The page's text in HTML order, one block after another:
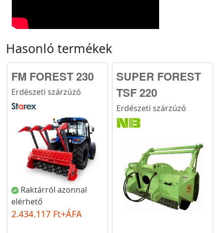
Hasonló termékek
FM FOREST 230
Erdészeti szárzúzó
Raktárról azonnal
elérhető
2.434.117 Ft+ÁFA
SUPER FOREST
TSF 220
Erdészeti szárzúzó